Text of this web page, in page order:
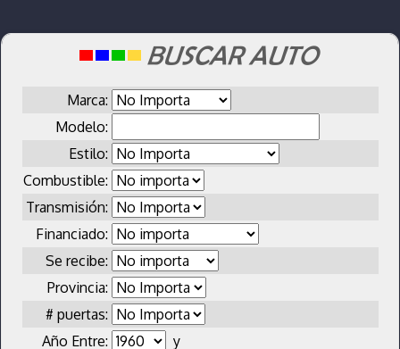
Marca:
Modelo:
Estilo:
Combustible:
Transmisión:
Financiado:
Se recibe:
Provincia:
# puertas:
Año Entre:
y